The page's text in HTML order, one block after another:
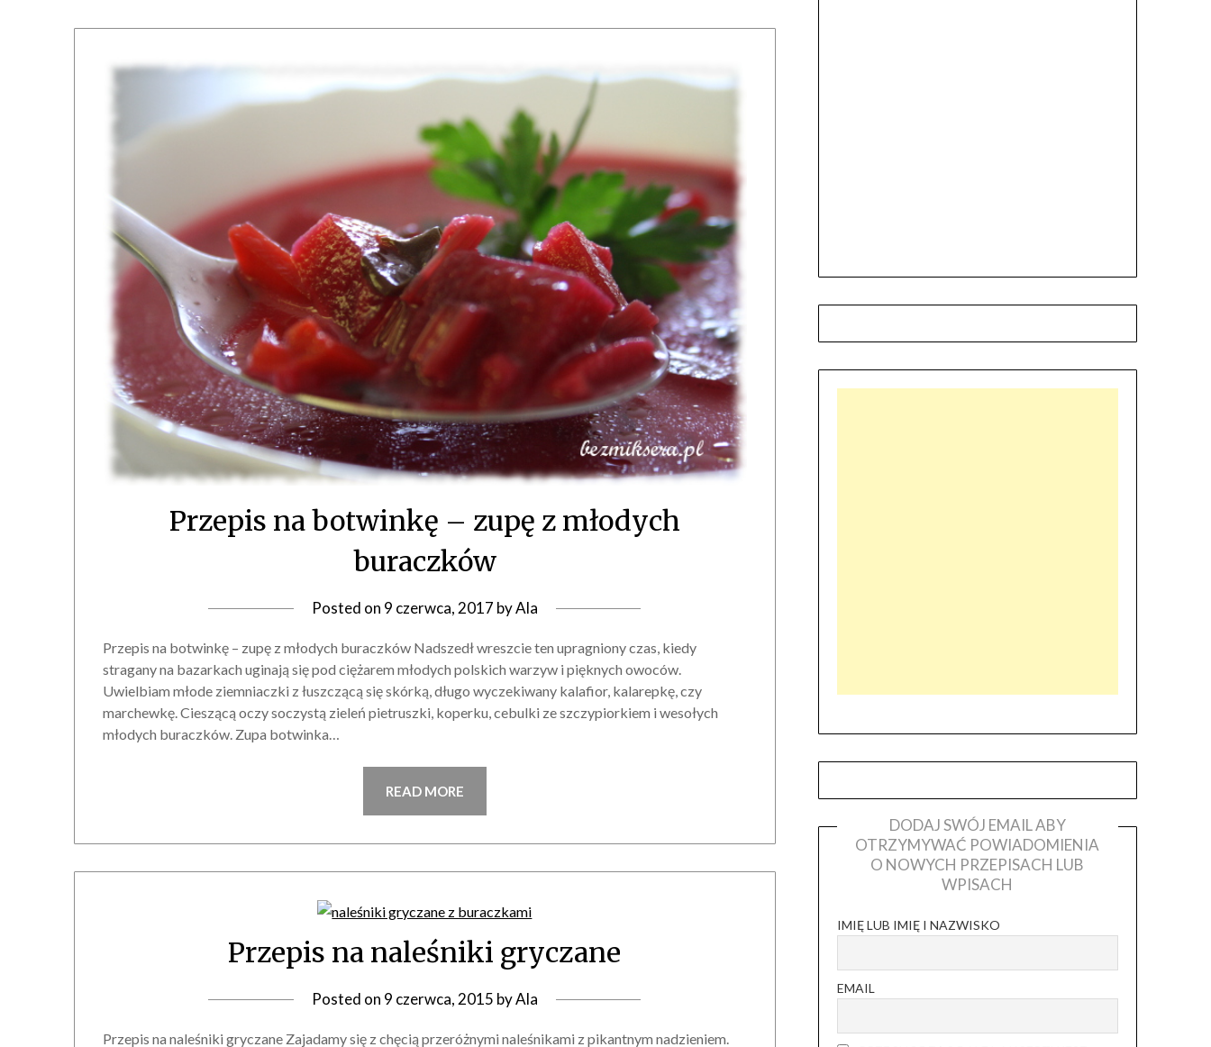
Przepis na botwinkę – zupę z młodych
buraczków
Posted on 9 czerwca, 2017 byAla
Przepis na botwinkę – zupę z młodych buraczków Nadszedł wreszcie ten upragniony czas, kiedy
stragany na bazarkach uginają się pod ciężarem młodych polskich warzyw i pięknych owoców.
Uwielbiam młode ziemniaczki z łuszczącą się skórką, długo wyczekiwany kalafior, kalarepkę, czy
marchewkę. Cieszącą oczy soczystą zieleń pietruszki, koperku, cebulki ze szczypiorkiem i wesołych
młodych buraczków. Zupa botwinka…
READ MORE
Przepis na naleśniki gryczane
Posted on 9 czerwca, 2015 byAla
Przepis na naleśniki gryczane Zajadamy się z chęcią przeróżnymi naleśnikami z pikantnym nadzieniem.
DODAJ SWÓJ EMAIL ABY
OTRZYMYWAĆ POWIADOMIENIA
O NOWYCH PRZEPISACH LUB
WPISACH
IMIĘ LUB IMIĘ I NAZWISKO
EMAIL